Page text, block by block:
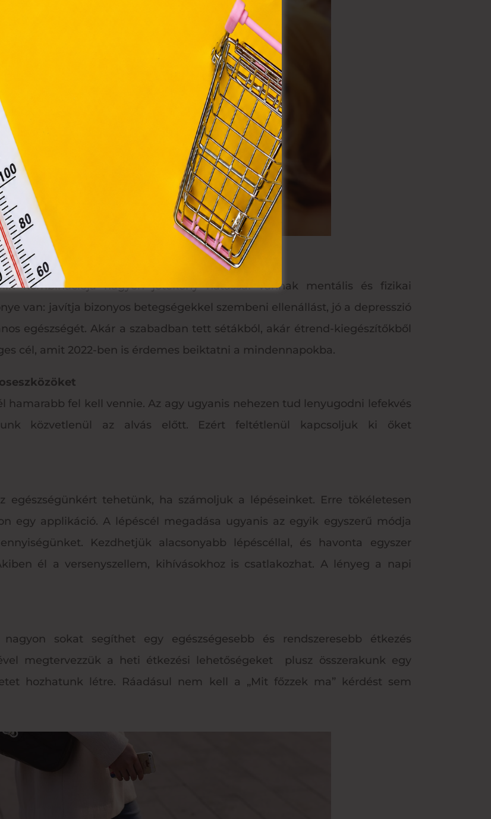
kombinációja nagyon jótékony hatással vannak mentális és fizikai
van: javítja bizonyos betegségekkel szembeni ellenállást, jó a depresszió
egészségét. Akár a szabadban tett sétákból, akár étrend-kiegészítőkből
cél, amit 2022-ben is érdemes beiktatni a mindennapokba.
hamarabb fel kell vennie. Az agy ugyanis nehezen tud lenyugodni lefekvés
közvetlenül az alvás előtt. Ezért feltétlenül kapcsoljuk ki őket
tehetünk, ha számoljuk a lépéseinket. Erre tökéletesen
egy applikáció. A lépéscél megadása ugyanis az egyik egyszerű módja
Kezdhetjük alacsonyabb lépéscéllal, és havonta egyszer
él a versenyszellem, kihívásokhoz is csatlakozhat. A lényeg a napi
sokat segíthet egy egészségesebb és rendszeresebb étkezés
megtervezzük a heti étkezési lehetőségeket plusz összerakunk egy
hozhatunk létre. Ráadásul nem kell a „Mit főzzek ma” kérdést sem
szolgáltatások, az információs társadalommal
egyes kérdéseiről szóló 2001. évi CVIII.
az Európai Unió előírásainak megfelelően használjuk. Azon
az Európai Unió országain belül működnek, a „sütik"
és ezeknek a felhasználó számítógépén vagy egyéb
tárolásához a felhasználók hozzájárulását kell kérniük.
Módosítom a beállításokat